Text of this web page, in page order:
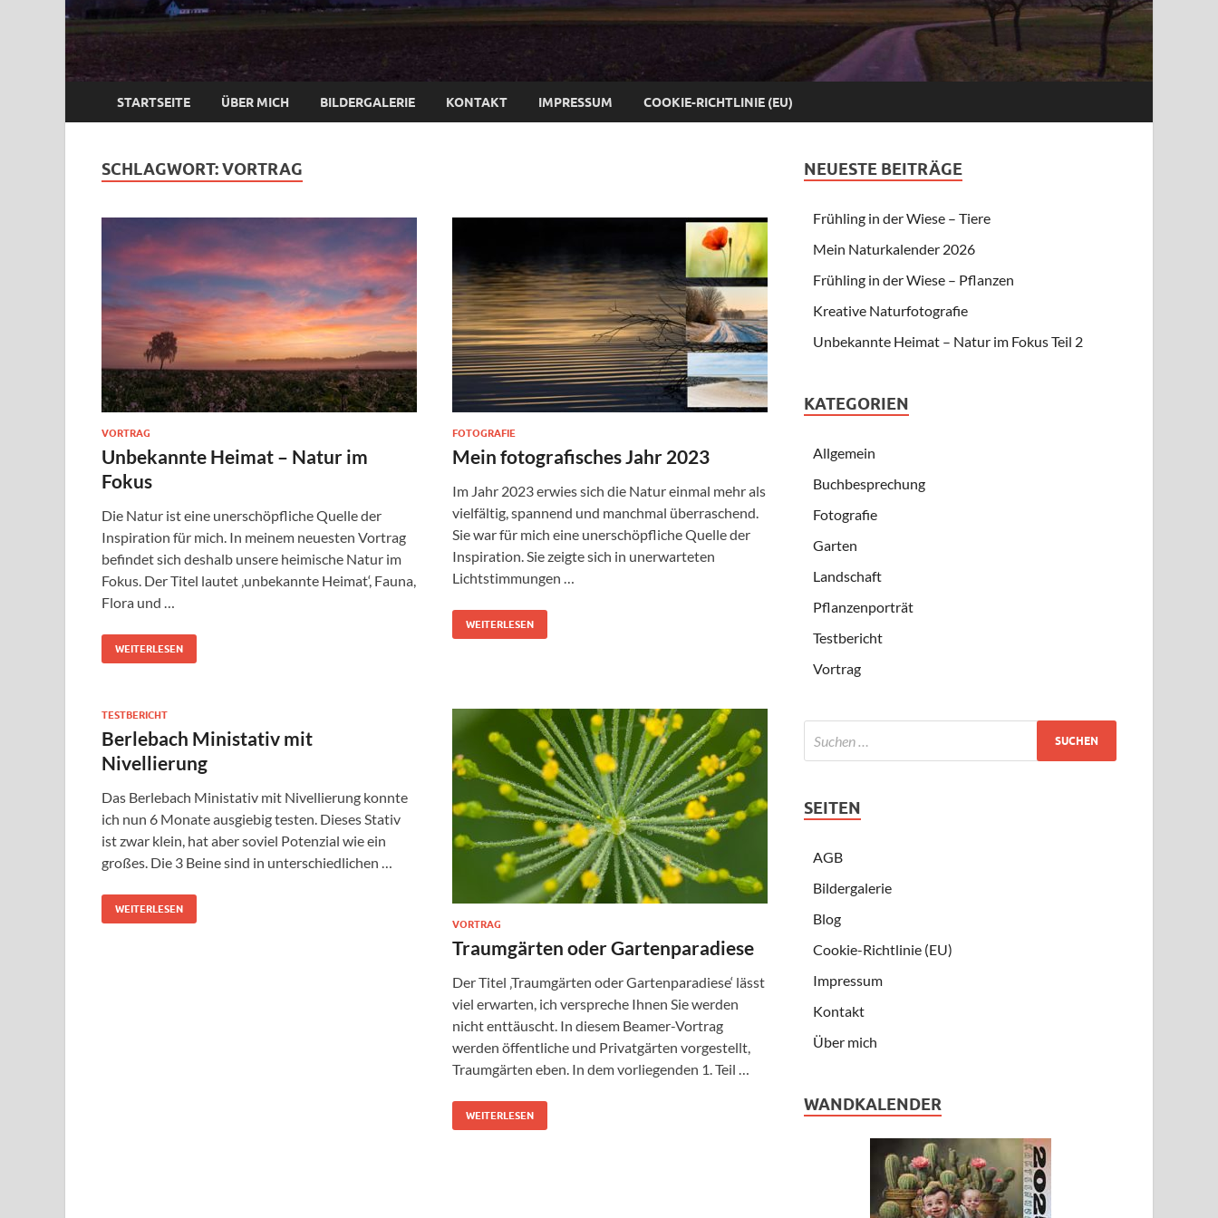
STARTSEITE ÜBER MICH BILDERGALERIE KONTAKT IMPRESSUM COOKIE-RICHTLINIE (EU)
SCHLAGWORT:VORTRAG
VORTRAG
Unbekannte Heimat – Natur im
Fokus
Die Natur ist eine unerschöpfliche Quelle der
Inspiration für mich. In meinem neuesten Vortrag
befindet sich deshalb unsere heimische Natur im
Fokus. Der Titel lautet ‚unbekannte Heimat‘, Fauna,
Flora und …
WEITERLESEN
FOTOGRAFIE
Mein fotografisches Jahr 2023
Im Jahr 2023 erwies sich die Natur einmal mehr als
vielfältig, spannend und manchmal überraschend.
Sie war für mich eine unerschöpfliche Quelle der
Inspiration. Sie zeigte sich in unerwarteten
Lichtstimmungen …
WEITERLESEN
TESTBERICHT
Berlebach Ministativ mit
Nivellierung
Das Berlebach Ministativ mit Nivellierung konnte
ich nun 6 Monate ausgiebig testen. Dieses Stativ
ist zwar klein, hat aber soviel Potenzial wie ein
großes. Die 3 Beine sind in unterschiedlichen …
WEITERLESEN
VORTRAG
Traumgärten oder Gartenparadiese
Der Titel ‚Traumgärten oder Gartenparadiese‘ lässt
viel erwarten, ich verspreche Ihnen Sie werden
nicht enttäuscht. In diesem Beamer-Vortrag
werden öffentliche und Privatgärten vorgestellt,
Traumgärten eben. In dem vorliegenden 1. Teil …
WEITERLESEN
NEUESTE BEITRÄGE
Frühling in der Wiese – Tiere
Mein Naturkalender 2026
Frühling in der Wiese – Pflanzen
Kreative Naturfotografie
Unbekannte Heimat – Natur im Fokus Teil 2
KATEGORIEN
Allgemein
Buchbesprechung
Fotografie
Garten
Landschaft
Pflanzenporträt
Testbericht
Vortrag
SEITEN
AGB
Bildergalerie
Blog
Cookie-Richtlinie (EU)
Impressum
Kontakt
Über mich
WANDKALENDER